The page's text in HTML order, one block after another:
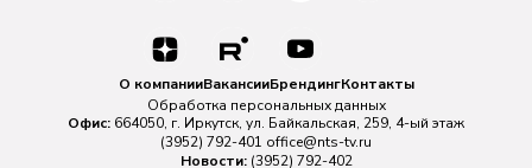
О компанииВакансииБрендингКонтакты
Обработка персональных данных
Офис: 664050, г. Иркутск, ул. Байкальская, 259, 4-ый этаж
(3952) 792-401 office@nts-tv.ru
Новости: (3952) 792-402